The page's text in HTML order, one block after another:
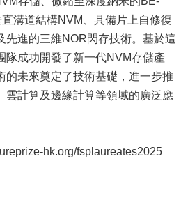
溝道結構NVM、具備片上自修復
先進的三維NOR閃存技術。基於這
隊成功開發了新一代NVM存儲產
的未來奠定了技術基礎，進一步推
雲計算及邊緣計算等領域的廣泛應
hk.org/fsplaureates2025